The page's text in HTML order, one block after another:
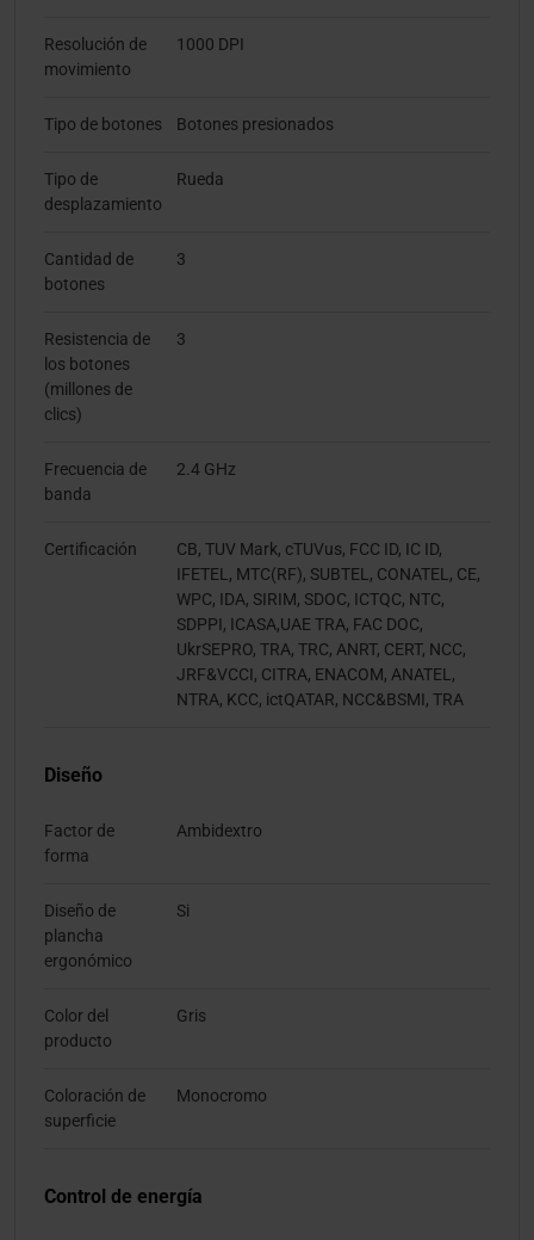
Resolución de
movimiento
1000 DPI
Tipo de botones Botones presionados
Tipo de
desplazamiento
Rueda
Cantidad de
botones
3
Resistencia de
los botones
(millones de
clics)
3
Frecuencia de
banda
2.4 GHz
Certificación
CB, TUV Mark, cTUVus, FCC ID, IC ID,
IFETEL, MTC(RF), SUBTEL, CONATEL, CE,
WPC, IDA, SIRIM, SDOC, ICTQC, NTC,
SDPPI, ICASA,UAE TRA, FAC DOC,
UkrSEPRO, TRA, TRC, ANRT, CERT, NCC,
JRF&VCCI, CITRA, ENACOM, ANATEL,
NTRA, KCC, ictQATAR, NCC&BSMI, TRA
Diseño
Factor de
forma
Ambidextro
Diseño de
plancha
ergonómico
Si
Color del
producto
Gris
Coloración de
superficie
Monocromo
Control de energía